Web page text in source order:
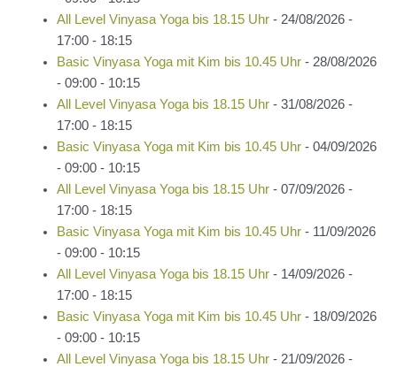
All Level Vinyasa Yoga bis 18.15 Uhr- 24/08/2026 -
17:00 - 18:15
Basic Vinyasa Yoga mit Kim bis 10.45 Uhr- 28/08/2026
- 09:00 - 10:15
All Level Vinyasa Yoga bis 18.15 Uhr- 31/08/2026 -
17:00 - 18:15
Basic Vinyasa Yoga mit Kim bis 10.45 Uhr- 04/09/2026
- 09:00 - 10:15
All Level Vinyasa Yoga bis 18.15 Uhr- 07/09/2026 -
17:00 - 18:15
Basic Vinyasa Yoga mit Kim bis 10.45 Uhr- 11/09/2026
- 09:00 - 10:15
All Level Vinyasa Yoga bis 18.15 Uhr- 14/09/2026 -
17:00 - 18:15
Basic Vinyasa Yoga mit Kim bis 10.45 Uhr- 18/09/2026
- 09:00 - 10:15
All Level Vinyasa Yoga bis 18.15 Uhr- 21/09/2026 -